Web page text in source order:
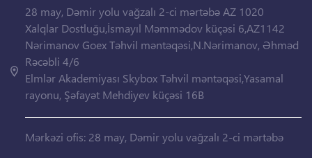
28 may, Dəmir yolu vağzalı 2-ci mərtəbə AZ 1020
Xalqlar Dostluğu,İsmayıl Məmmədov küçəsi 6,AZ1142
Nərimanov Goex Təhvil məntəqəsi,N.Nərimanov, Əhməd
Rəcəbli 4/6
Elmlər Akademiyası Skybox Təhvil məntəqəsi,Yasamal
rayonu, Şəfayət Mehdiyev küçəsi 16B
Mərkəzi ofis: 28 may, Dəmir yolu vağzalı 2-ci mərtəbə